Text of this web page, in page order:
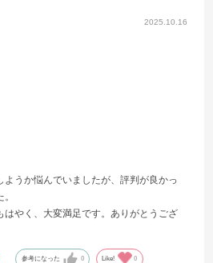
2025.10.16
ようか悩んでいましたが、評判が良かっ
はやく、大変満足です。ありがとうござ
参考になった 0 Like! 0